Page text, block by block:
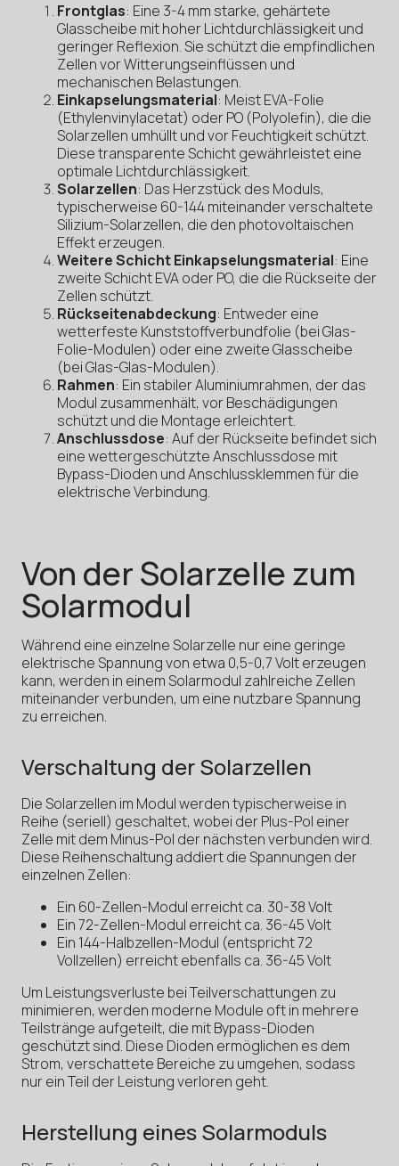
Frontglas: Eine 3-4 mm starke, gehärtete
Glasscheibe mit hoher Lichtdurchlässigkeit und
geringer Reflexion. Sie schützt die empfindlichen
Zellen vor Witterungseinflüssen und
mechanischen Belastungen.
Einkapselungsmaterial: Meist EVA-Folie
(Ethylenvinylacetat) oder PO (Polyolefin), die die
Solarzellen umhüllt und vor Feuchtigkeit schützt.
Diese transparente Schicht gewährleistet eine
optimale Lichtdurchlässigkeit.
Solarzellen: Das Herzstück des Moduls,
typischerweise 60-144 miteinander verschaltete
Silizium-Solarzellen, die den photovoltaischen
Effekt erzeugen.
Weitere Schicht Einkapselungsmaterial: Eine
zweite Schicht EVA oder PO, die die Rückseite der
Zellen schützt.
Rückseitenabdeckung: Entweder eine
wetterfeste Kunststoffverbundfolie (bei Glas-
Folie-Modulen) oder eine zweite Glasscheibe
(bei Glas-Glas-Modulen).
Rahmen: Ein stabiler Aluminiumrahmen, der das
Modul zusammenhält, vor Beschädigungen
schützt und die Montage erleichtert.
Anschlussdose: Auf der Rückseite befindet sich
eine wettergeschützte Anschlussdose mit
Bypass-Dioden und Anschlussklemmen für die
elektrische Verbindung.
Von der Solarzelle zum
Solarmodul
Während eine einzelne Solarzelle nur eine geringe
elektrische Spannung von etwa 0,5-0,7 Volt erzeugen
kann, werden in einem Solarmodul zahlreiche Zellen
miteinander verbunden, um eine nutzbare Spannung
zu erreichen.
Verschaltung der Solarzellen
Die Solarzellen im Modul werden typischerweise in
Reihe (seriell) geschaltet, wobei der Plus-Pol einer
Zelle mit dem Minus-Pol der nächsten verbunden wird.
Diese Reihenschaltung addiert die Spannungen der
einzelnen Zellen:
Ein 60-Zellen-Modul erreicht ca. 30-38 Volt
Ein 72-Zellen-Modul erreicht ca. 36-45 Volt
Ein 144-Halbzellen-Modul (entspricht 72
Vollzellen) erreicht ebenfalls ca. 36-45 Volt
Um Leistungsverluste bei Teilverschattungen zu
minimieren, werden moderne Module oft in mehrere
Teilstränge aufgeteilt, die mit Bypass-Dioden
geschützt sind. Diese Dioden ermöglichen es dem
Strom, verschattete Bereiche zu umgehen, sodass
nur ein Teil der Leistung verloren geht.
Herstellung eines Solarmoduls